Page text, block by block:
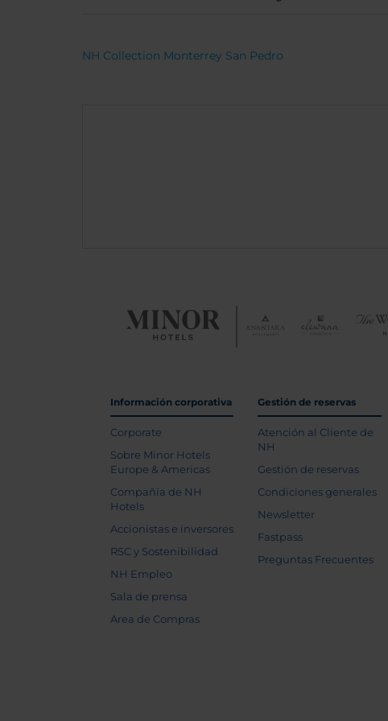
NH Collection Monterrey San Pedro
Información corporativa
Corporate
Sobre Minor Hotels
Europe & Americas
Compañía de NH
Hotels
Accionistas e inversores
RSC y Sostenibilidad
NH Empleo
Sala de prensa
Area de Compras
Gestión de reservas
Atención al Cliente de
NH
Gestión de reservas
Condiciones generales
Newsletter
Fastpass
Preguntas Frecuentes